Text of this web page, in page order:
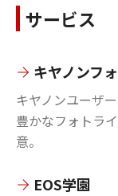
サービス
キヤノンフ
キヤノンユーザ
豊かなフォトラ
意。
EOS学園